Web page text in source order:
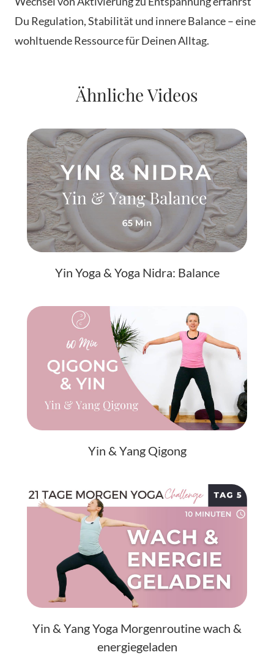
Du Regulation, Stabilität und innere Balance – eine
wohltuende Ressource für Deinen Alltag.
Ähnliche Videos
Yin Yoga & Yoga Nidra: Balance
Yin & Yang Qigong
Yin & Yang Yoga Morgenroutine wach &
energiegeladen